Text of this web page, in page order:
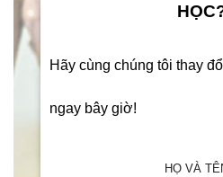
Hãy cùng chúng tôi thay
ngay bây giờ!
HỌ VÀ